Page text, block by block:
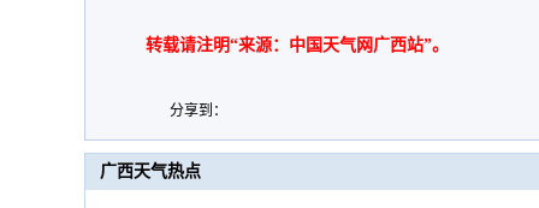
转载请注明“来源：中国天气网广西站”。
分享到：
广西天气热点